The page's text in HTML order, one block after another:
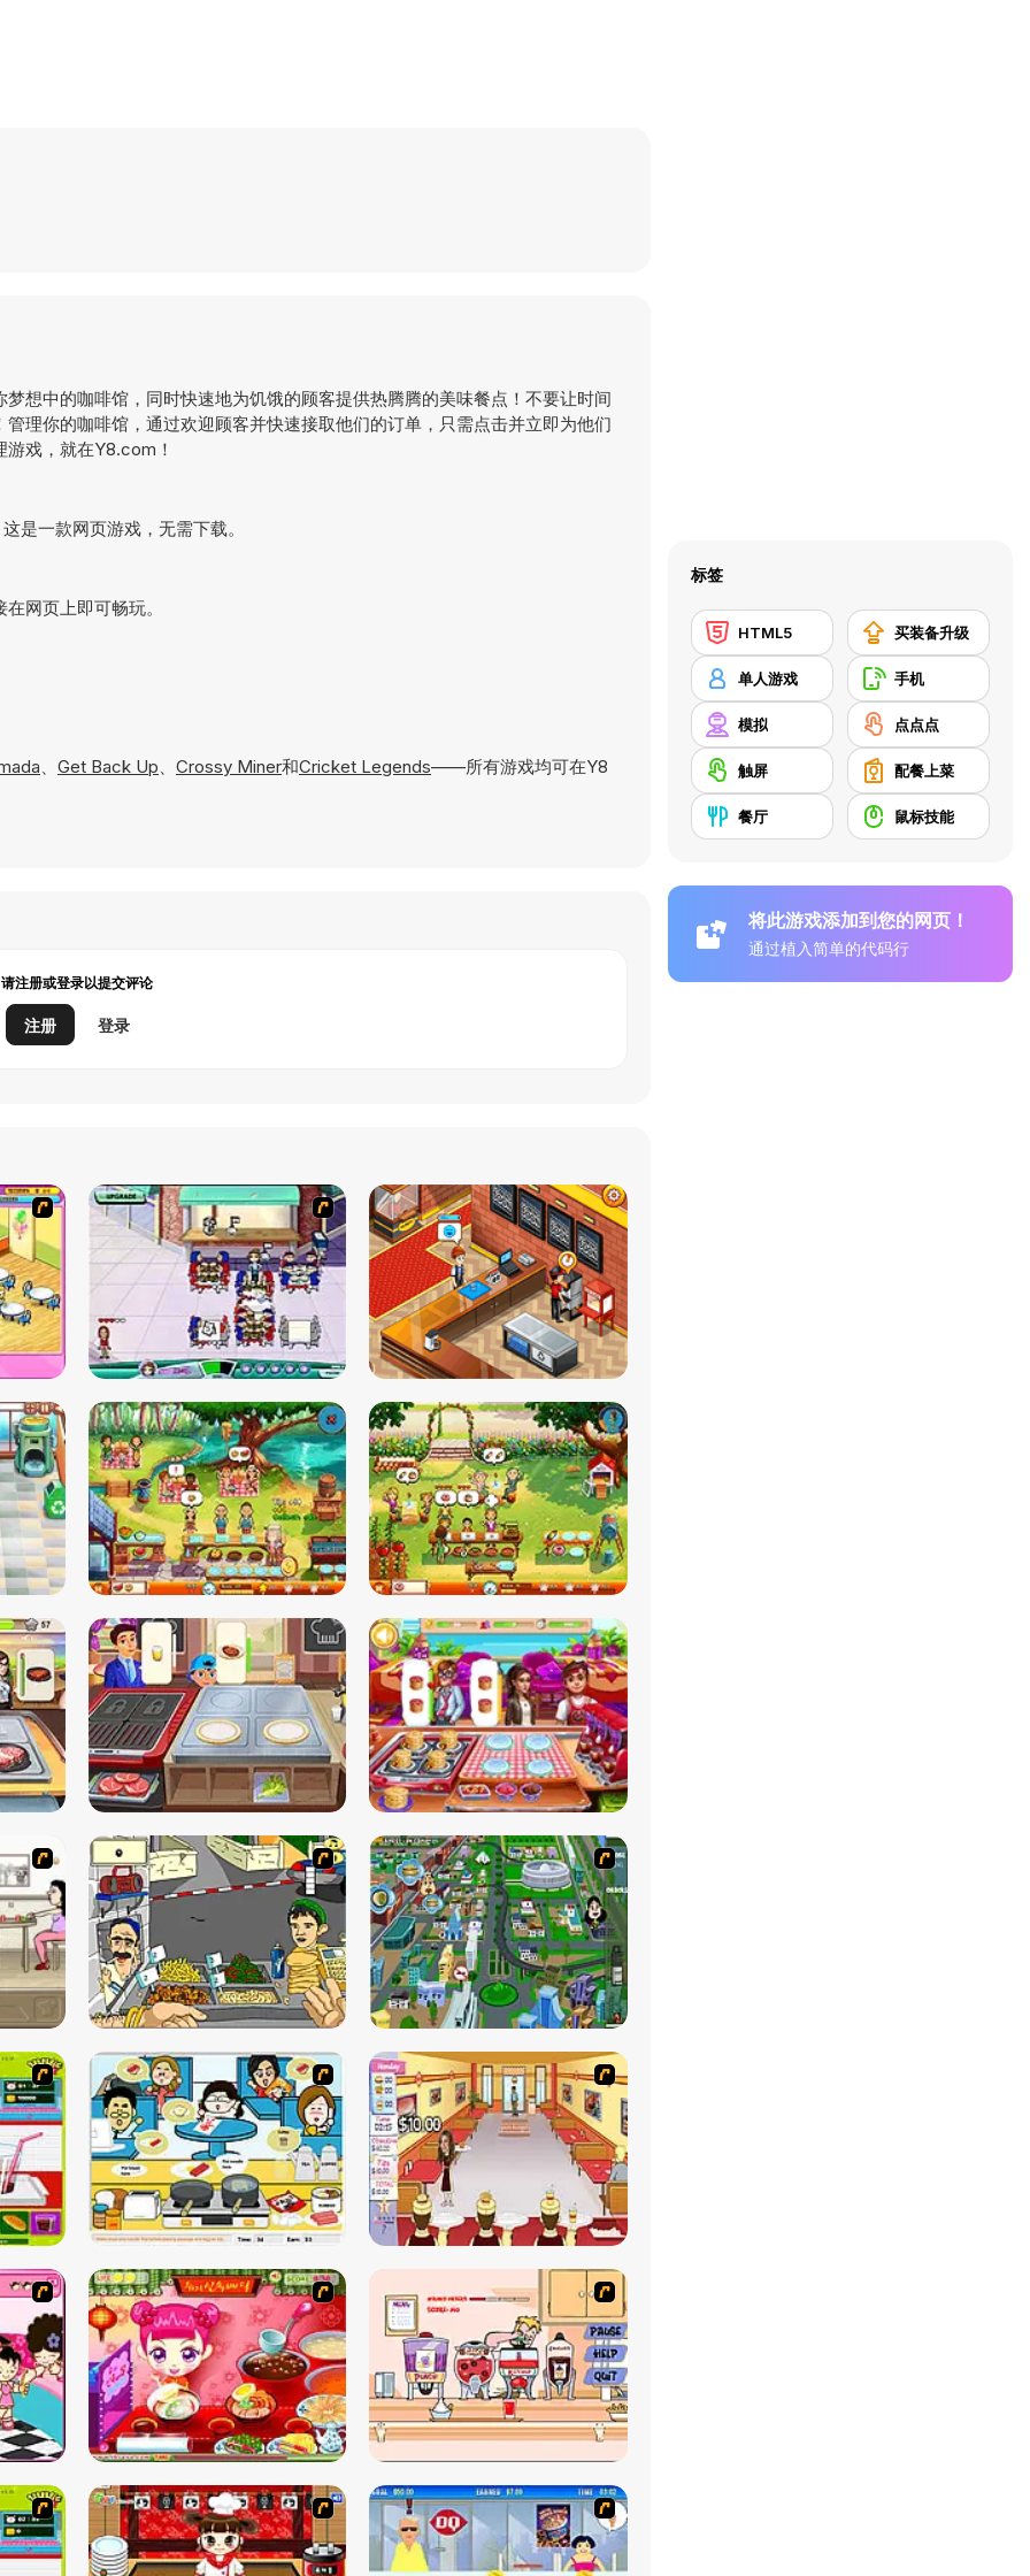
想中的咖啡馆，同时快速地为饥饿的顾客提供热腾腾的美味餐点！不要让时间
理你的咖啡馆，通过欢迎顾客并快速接取他们的订单，只需点击并立即为他们
戏，就在Y8.com！
是一款网页游戏，无需下载。
网页上即可畅玩。
、 Get Back Up、 Crossy Miner和Cricket Legends——所有游戏均可在Y8
请注册或登录以提交评论
注册 登录
标签
HTML5 买装备升级
单人游戏 手机
模拟 点点点
触屏 配餐上菜
餐厅 鼠标技能
将此游戏添加到您的网页！
通过植入简单的代码行